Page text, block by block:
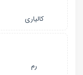
کالیاری
رم